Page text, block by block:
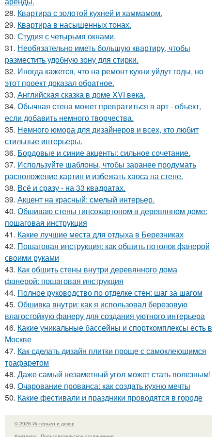
28. Квартира с золотой кухней и хаммамом.
29. Квартира в насыщенных тонах.
30. Студия с четырьмя окнами.
31. Необязательно иметь большую квартиру, чтобы
разместить удобную зону для стирки.
32. Иногда кажется, что на ремонт кухни уйдут годы, но
этот проект доказал обратное.
33. Английская сказка в доме XVI века.
34. Обычная стена может превратиться в арт - объект,
если добавить немного творчества.
35. Немного юмора для дизайнеров и всех, кто любит
стильные интерьеры.
36. Бордовые и синие акценты: сильное сочетание.
37. Используйте шаблоны, чтобы заранее продумать
расположение картин и избежать хаоса на стене.
38. Всё и сразу - на 33 квадратах.
39. Акцент на красный: смелый интерьер.
40. Обшиваю стены гипсокартоном в деревянном доме:
пошаговая инструкция
41. Какие лучшие места для отдыха в Березниках
42. Пошаговая инструкция: как обшить потолок фанерой
своими руками
43. Как обшить стены внутри деревянного дома
фанерой: пошаговая инструкция
44. Полное руководство по отделке стен: шаг за шагом
45. Обшивка внутри: как я использовал березовую
влагостойкую фанеру для создания уютного интерьера
46. Какие уникальные бассейны и спорткомплексы есть в
Москве
47. Как сделать дизайн плитки проще с самоклеющимся
трафаретом
48. Даже самый незаметный угол может стать полезным!
49. Очарование прованса: как создать кухню мечты
50. Какие фестивали и праздники проводятся в городе
© 2026 Интерьер и декор